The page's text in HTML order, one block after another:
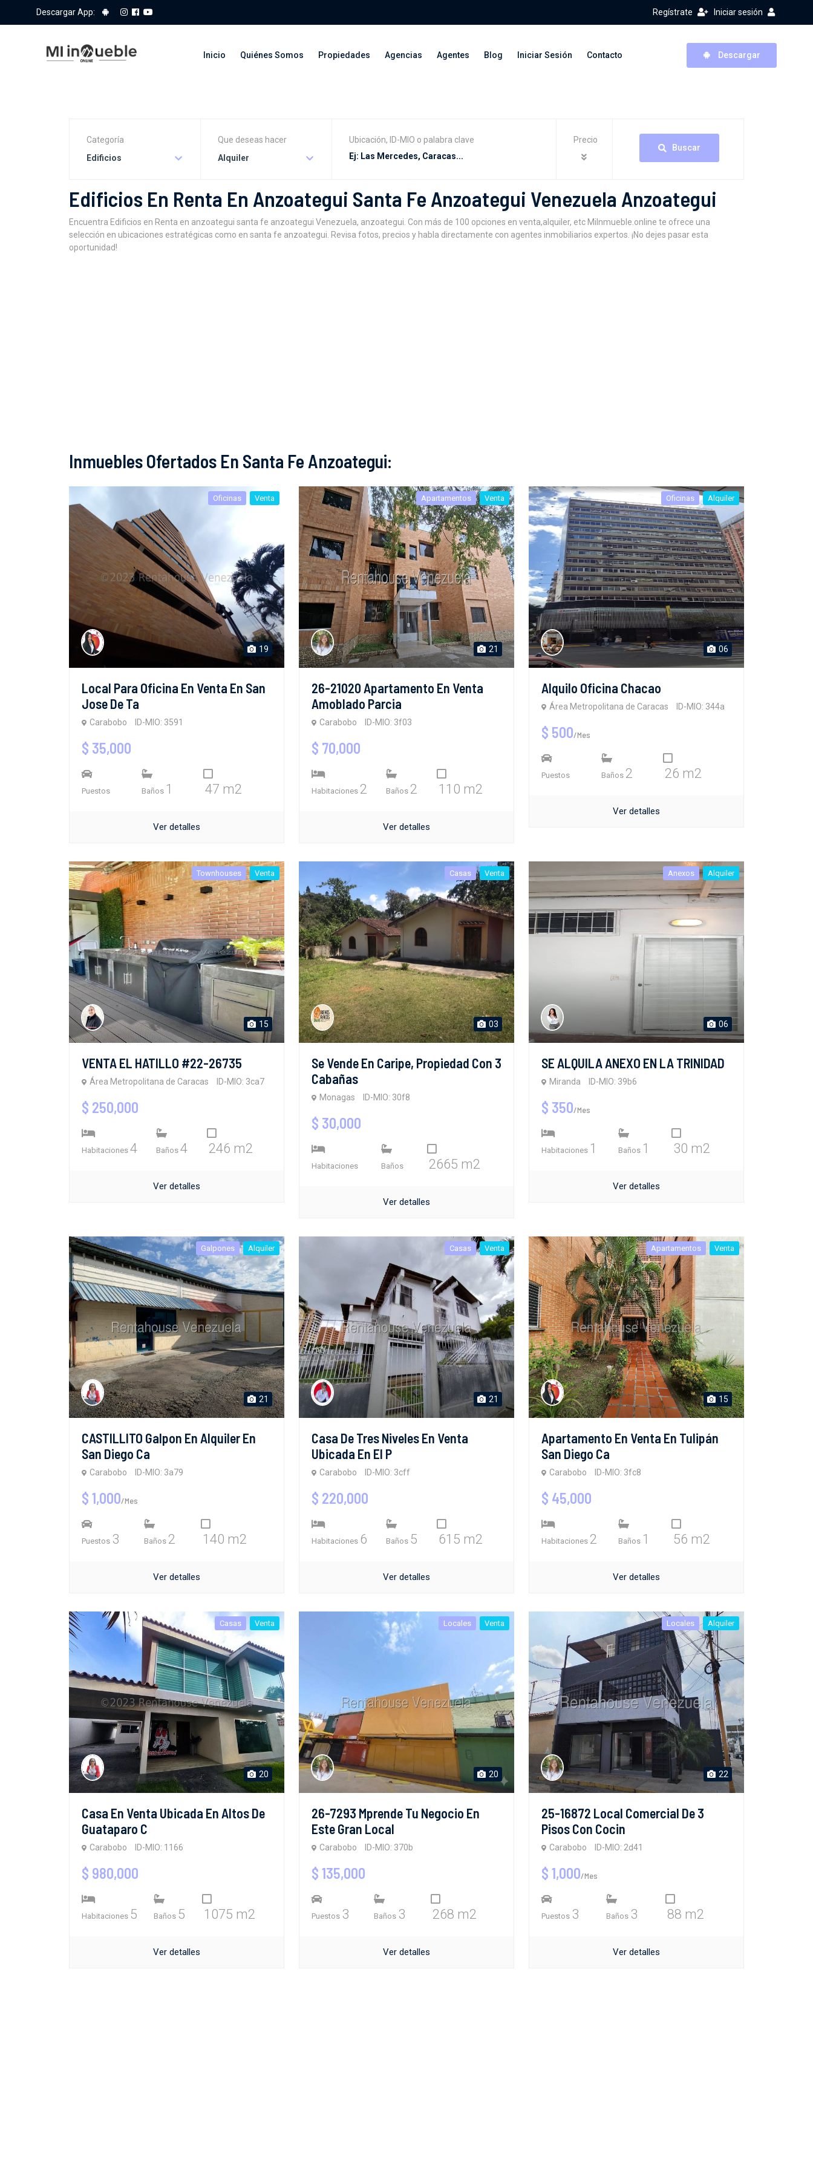
Descargar App: Regístrate Iniciar sesión
Inicio Quiénes Somos Propiedades Agencias Agentes Blog Iniciar Sesión Contacto Descargar
Categoría
Edificios
Que deseas hacer
Alquiler
Ubicación, ID-MIO o palabra clave
Precio
Buscar
Edificios En Renta En Anzoategui Santa Fe Anzoategui Venezuela Anzoategui
Encuentra Edificios en Renta en anzoategui santa fe anzoategui Venezuela, anzoategui. Con más de 100 opciones en venta,alquiler, etc MiInmueble.online te ofrece una
selección en ubicaciones estratégicas como en santa fe anzoategui. Revisa fotos, precios y habla directamente con agentes inmobiliarios expertos. ¡No dejes pasar esta
oportunidad!
Inmuebles Ofertados En Santa Fe Anzoategui:
Oficinas Venta
19
Local Para Oficina En Venta En San
Jose De Ta
Carabobo ID-MIO: 3591
$ 35,000
Puestos Baños 1 47 m2
Ver detalles
Apartamentos Venta
21
26-21020 Apartamento En Venta
Amoblado Parcia
Carabobo ID-MIO: 3f03
$ 70,000
Habitaciones 2 Baños 2 110 m2
Ver detalles
Oficinas Alquiler
06
Alquilo Oficina Chacao
Área Metropolitana de Caracas ID-MIO: 344a
$ 500/Mes
Puestos Baños 2 26 m2
Ver detalles
Townhouses Venta
15
VENTA EL HATILLO #22-26735
Área Metropolitana de Caracas ID-MIO: 3ca7
$ 250,000
Habitaciones 4 Baños 4 246 m2
Ver detalles
Casas Venta
03
Se Vende En Caripe, Propiedad Con 3
Cabañas
Monagas ID-MIO: 30f8
$ 30,000
Habitaciones Baños 2665 m2
Ver detalles
Anexos Alquiler
06
SE ALQUILA ANEXO EN LA TRINIDAD
Miranda ID-MIO: 39b6
$ 350/Mes
Habitaciones 1 Baños 1 30 m2
Ver detalles
Galpones Alquiler
21
CASTILLITO Galpon En Alquiler En
San Diego Ca
Carabobo ID-MIO: 3a79
$ 1,000/Mes
Puestos 3 Baños 2 140 m2
Ver detalles
Casas Venta
21
Casa De Tres Niveles En Venta
Ubicada En El P
Carabobo ID-MIO: 3cff
$ 220,000
Habitaciones 6 Baños 5 615 m2
Ver detalles
Apartamentos Venta
15
Apartamento En Venta En Tulipán
San Diego Ca
Carabobo ID-MIO: 3fc8
$ 45,000
Habitaciones 2 Baños 1 56 m2
Ver detalles
Casas Venta
20
Casa En Venta Ubicada En Altos De
Guataparo C
Carabobo ID-MIO: 1166
$ 980,000
Habitaciones 5 Baños 5 1075 m2
Ver detalles
Locales Venta
20
26-7293 Mprende Tu Negocio En
Este Gran Local
Carabobo ID-MIO: 370b
$ 135,000
Puestos 3 Baños 3 268 m2
Ver detalles
Locales Alquiler
22
25-16872 Local Comercial De 3
Pisos Con Cocin
Carabobo ID-MIO: 2d41
$ 1,000/Mes
Puestos 3 Baños 3 88 m2
Ver detalles